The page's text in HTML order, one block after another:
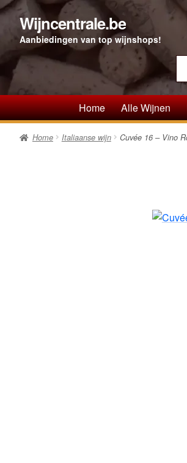
Ga
door
naar
navigatie
Ga
direct
naar
Wijncentrale.be
Aanbiedingen van top wijnshops!
Home Alle Wijnen
Home Italiaanse wijn Cuvée 16 – Vino